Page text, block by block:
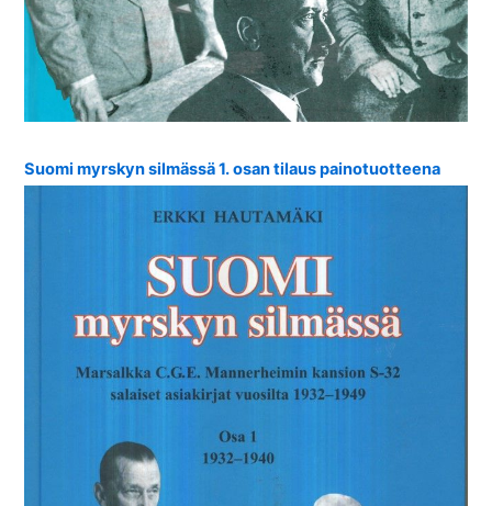
Suomi myrskyn silmässä 1. osan tilaus painotuotteena